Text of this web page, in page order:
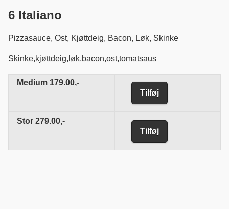
6 Italiano
Pizzasauce, Ost, Kjøttdeig, Bacon, Løk, Skinke
Skinke,kjøttdeig,løk,bacon,ost,tomatsaus
Medium 179.00,-
Tilføj
Stor 279.00,-
Tilføj